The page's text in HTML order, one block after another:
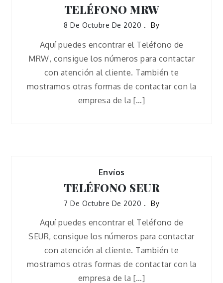
TELÉFONO MRW
8 De Octubre De 2020 By
Aquí puedes encontrar el Teléfono de
MRW, consigue los números para contactar
con atención al cliente. También te
mostramos otras formas de contactar con la
empresa de la […]
Envíos
TELÉFONO SEUR
7 De Octubre De 2020 By
Aquí puedes encontrar el Teléfono de
SEUR, consigue los números para contactar
con atención al cliente. También te
mostramos otras formas de contactar con la
empresa de la […]